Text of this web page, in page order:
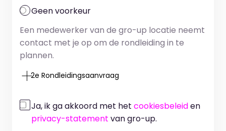
Geen voorkeur
Een medewerker van de gro-up locatie neemt
contact met je op om de rondleiding in te
plannen.
2e Rondleidingsaanvraag
Ja, ik ga akkoord met het cookiesbeleiden
privacy-statement van gro-up.